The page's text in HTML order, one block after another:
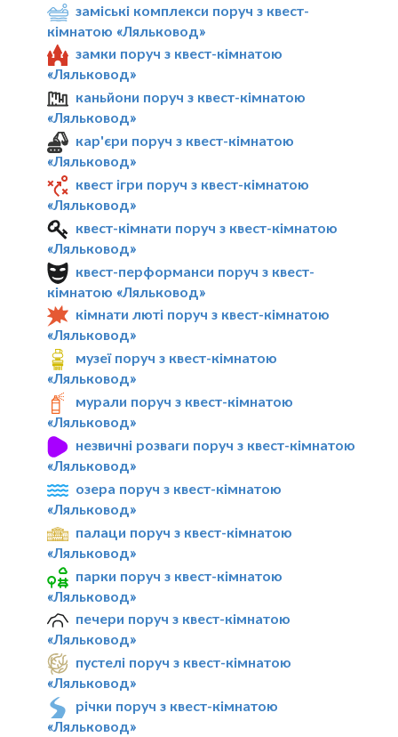
заміські комплекси поруч з квест-
кімнатою «Ляльковод»
замки поруч з квест-кімнатою
«Ляльковод»
каньйони поруч з квест-кімнатою
«Ляльковод»
кар'єри поруч з квест-кімнатою
«Ляльковод»
квест ігри поруч з квест-кімнатою
«Ляльковод»
квест-кімнати поруч з квест-кімнатою
«Ляльковод»
квест-перформанси поруч з квест-
кімнатою «Ляльковод»
кімнати люті поруч з квест-кімнатою
«Ляльковод»
музеї поруч з квест-кімнатою
«Ляльковод»
мурали поруч з квест-кімнатою
«Ляльковод»
незвичні розваги поруч з квест-кімнатою
«Ляльковод»
озера поруч з квест-кімнатою
«Ляльковод»
палаци поруч з квест-кімнатою
«Ляльковод»
парки поруч з квест-кімнатою
«Ляльковод»
печери поруч з квест-кімнатою
«Ляльковод»
пустелі поруч з квест-кімнатою
«Ляльковод»
річки поруч з квест-кімнатою
«Ляльковод»